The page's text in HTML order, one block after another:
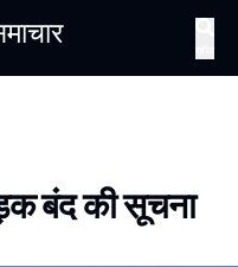
बंद की सूचना